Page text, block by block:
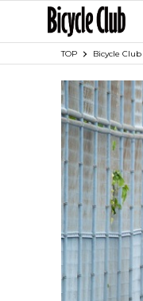
TOP Bicycle Club